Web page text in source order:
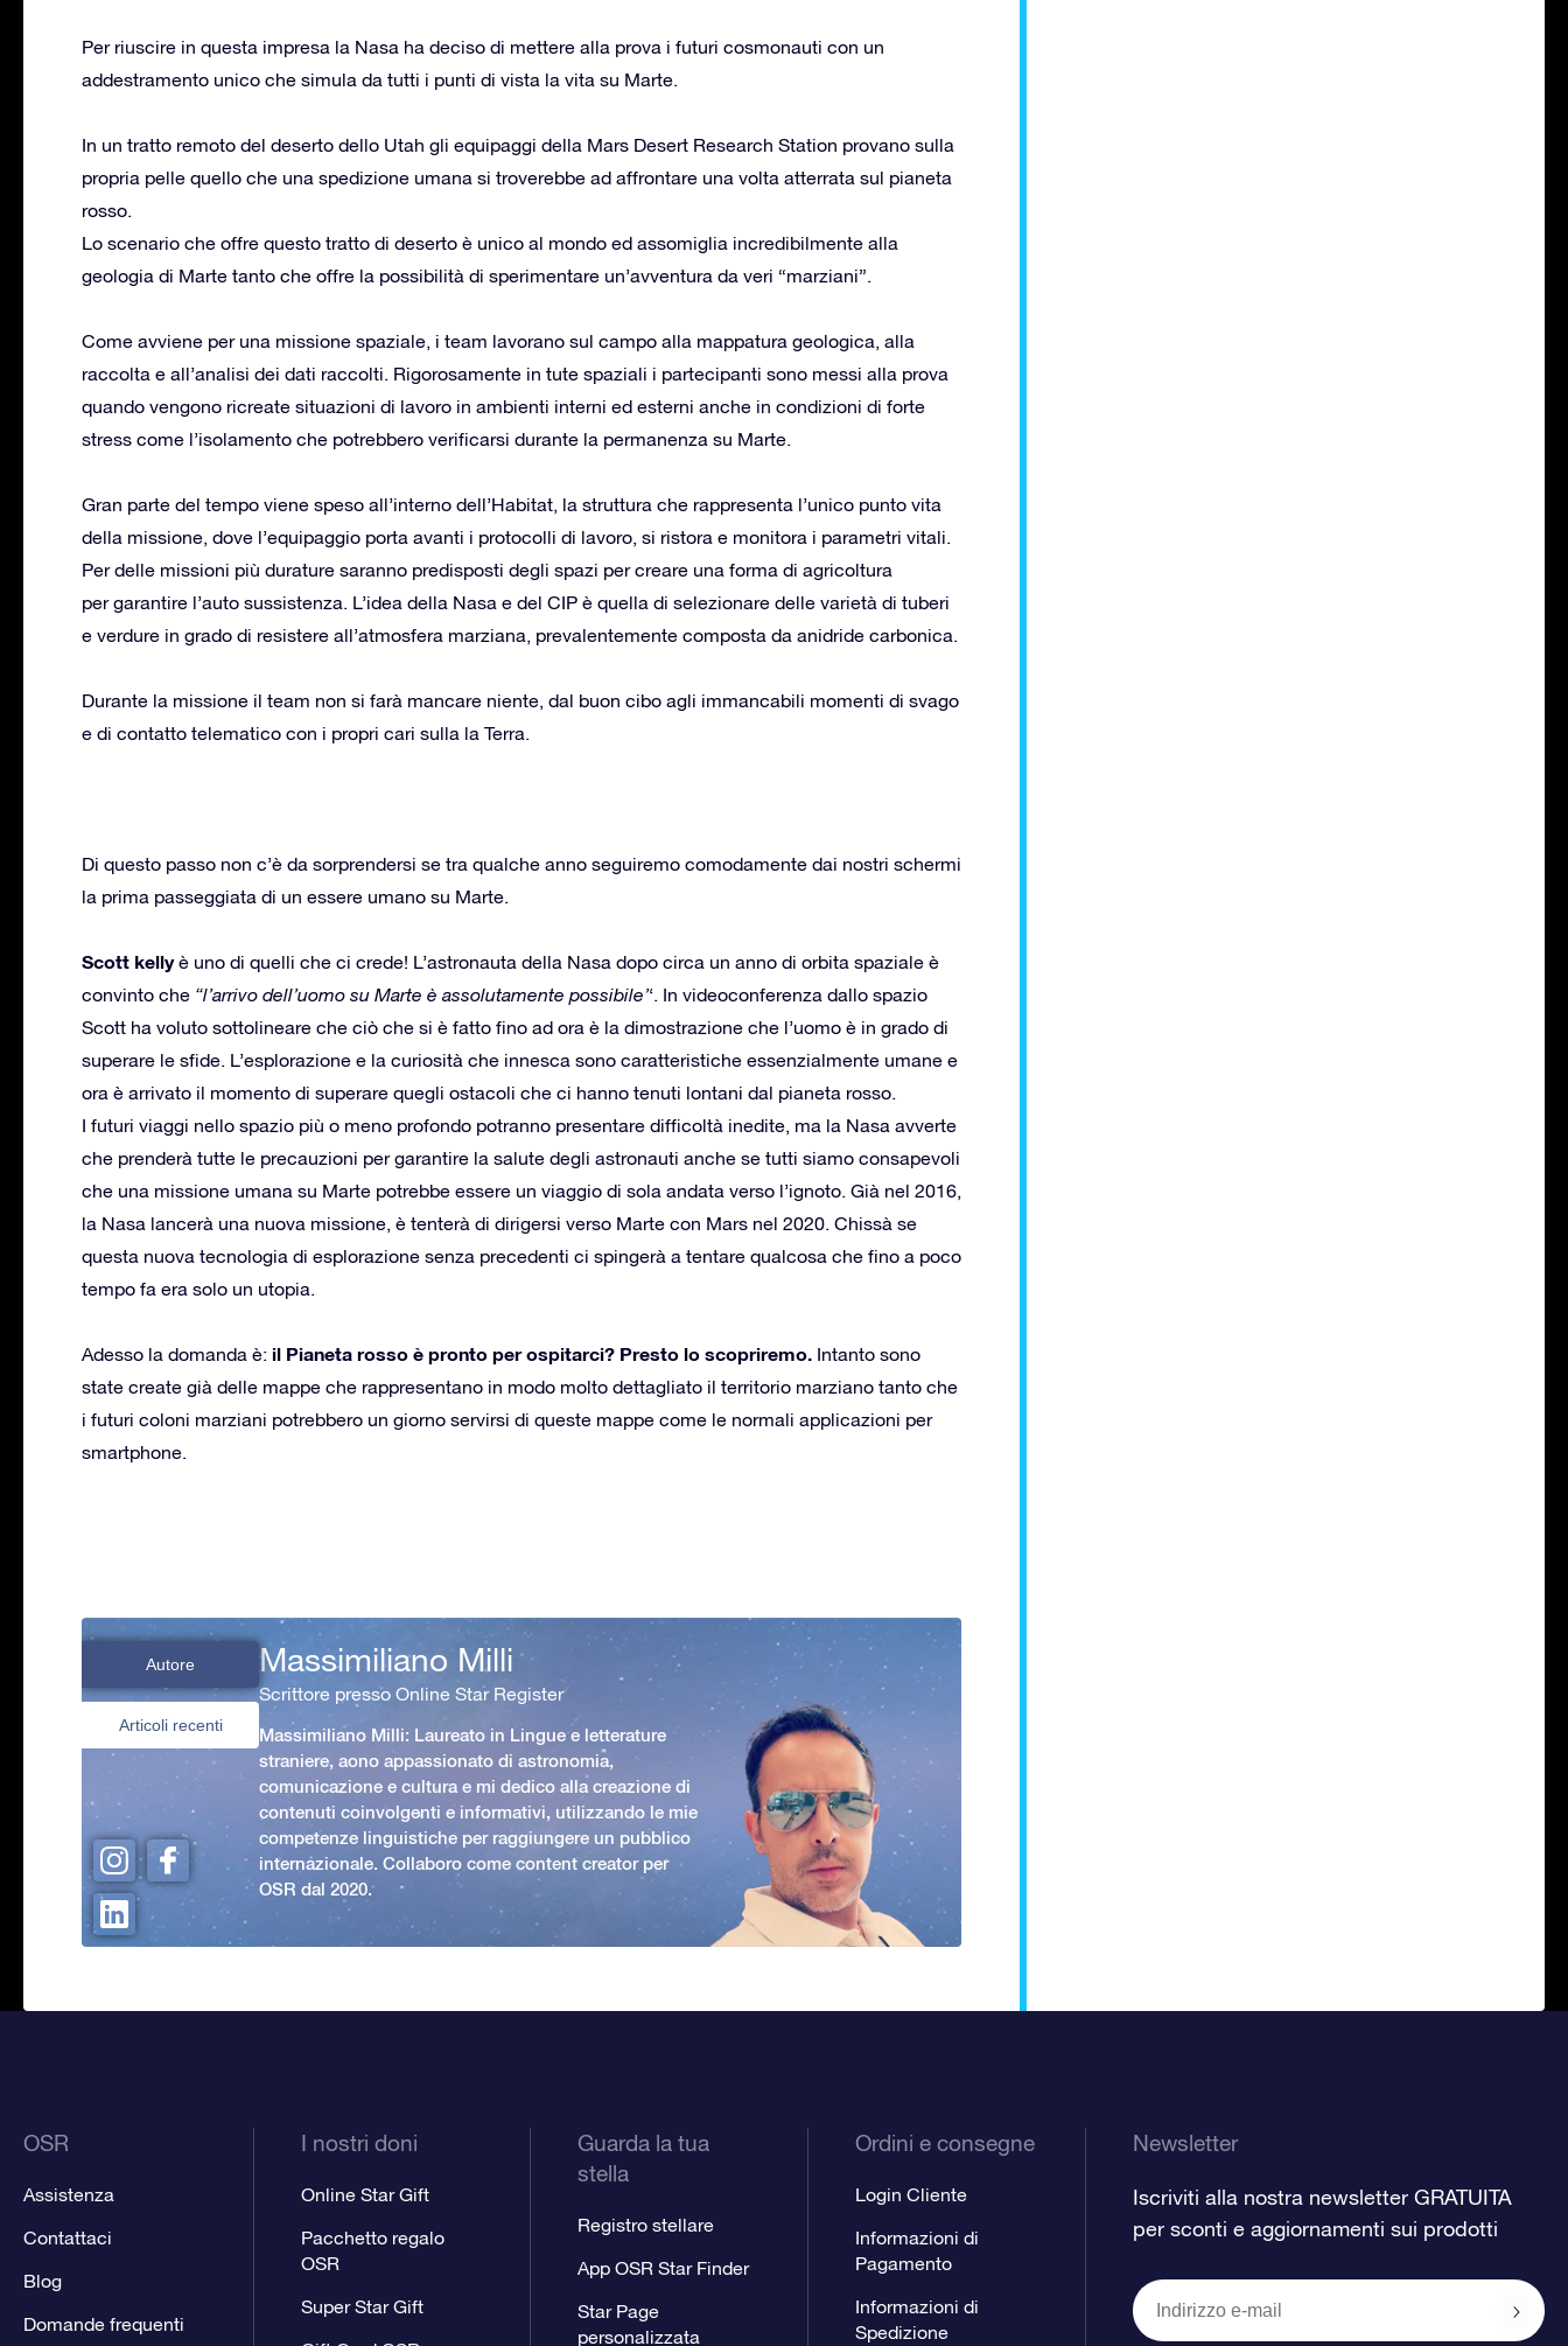
Per riuscire in questa impresa la Nasa ha deciso di mettere alla prova i futuri cosmonauti con un
addestramento unico che simula da tutti i punti di vista la vita su Marte.
In un tratto remoto del deserto dello Utah gli equipaggi della Mars Desert Research Station provano sulla
propria pelle quello che una spedizione umana si troverebbe ad affrontare una volta atterrata sul pianeta
rosso.
Lo scenario che offre questo tratto di deserto è unico al mondo ed assomiglia incredibilmente alla
geologia di Marte tanto che offre la possibilità di sperimentare un’avventura da veri “marziani”.
Come avviene per una missione spaziale, i team lavorano sul campo alla mappatura geologica, alla
raccolta e all’analisi dei dati raccolti. Rigorosamente in tute spaziali i partecipanti sono messi alla prova
quando vengono ricreate situazioni di lavoro in ambienti interni ed esterni anche in condizioni di forte
stress come l’isolamento che potrebbero verificarsi durante la permanenza su Marte.
Gran parte del tempo viene speso all’interno dell’Habitat, la struttura che rappresenta l’unico punto vita
della missione, dove l’equipaggio porta avanti i protocolli di lavoro, si ristora e monitora i parametri vitali.
Per delle missioni più durature saranno predisposti degli spazi per creare una forma di agricoltura
per garantire l’auto sussistenza. L’idea della Nasa e del CIP è quella di selezionare delle varietà di tuberi
e verdure in grado di resistere all’atmosfera marziana, prevalentemente composta da anidride carbonica.
Durante la missione il team non si farà mancare niente, dal buon cibo agli immancabili momenti di svago
e di contatto telematico con i propri cari sulla la Terra.
Di questo passo non c’è da sorprendersi se tra qualche anno seguiremo comodamente dai nostri schermi
la prima passeggiata di un essere umano su Marte.
Scott kellyè uno di quelli che ci crede! L’astronauta della Nasa dopo circa un anno di orbita spaziale è
convinto che “l’arrivo dell’uomo su Marte è assolutamente possibile’‘. In videoconferenza dallo spazio
Scott ha voluto sottolineare che ciò che si è fatto fino ad ora è la dimostrazione che l’uomo è in grado di
superare le sfide. L’esplorazione e la curiosità che innesca sono caratteristiche essenzialmente umane e
ora è arrivato il momento di superare quegli ostacoli che ci hanno tenuti lontani dal pianeta rosso.
I futuri viaggi nello spazio più o meno profondo potranno presentare difficoltà inedite, ma la Nasa avverte
che prenderà tutte le precauzioni per garantire la salute degli astronauti anche se tutti siamo consapevoli
che una missione umana su Marte potrebbe essere un viaggio di sola andata verso l’ignoto. Già nel 2016,
la Nasa lancerà una nuova missione, è tenterà di dirigersi verso Marte con Mars nel 2020. Chissà se
questa nuova tecnologia di esplorazione senza precedenti ci spingerà a tentare qualcosa che fino a poco
tempo fa era solo un utopia.
Adesso la domanda è: il Pianeta rosso è pronto per ospitarci? Presto lo scopriremo. Intanto sono
state create già delle mappe che rappresentano in modo molto dettagliato il territorio marziano tanto che
i futuri coloni marziani potrebbero un giorno servirsi di queste mappe come le normali applicazioni per
smartphone.
Autore
Articoli recenti
Massimiliano Milli
Scrittore presso Online Star Register
Massimiliano Milli: Laureato in Lingue e letterature
straniere, aono appassionato di astronomia,
comunicazione e cultura e mi dedico alla creazione di
contenuti coinvolgenti e informativi, utilizzando le mie
competenze linguistiche per raggiungere un pubblico
internazionale. Collaboro come content creator per
OSR dal 2020.
OSR
Assistenza
Contattaci
Blog
Domande frequenti
I nostri doni
Online Star Gift
Pacchetto regalo
OSR
Super Star Gift
Guarda la tua
stella
Registro stellare
App OSR Star Finder
Star Page
personalizzata
Ordini e consegne
Login Cliente
Informazioni di
Pagamento
Informazioni di
Spedizione
Newsletter
Iscriviti alla nostra newsletter GRATUITA
per sconti e aggiornamenti sui prodotti